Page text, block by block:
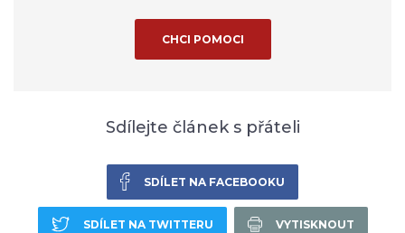
CHCI POMOCI
Sdílejte článek s přáteli
SDÍLET NA FACEBOOKU
SDÍLET NA TWITTERU VYTISKNOUT